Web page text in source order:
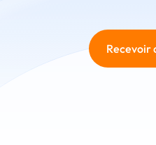
Recevoir